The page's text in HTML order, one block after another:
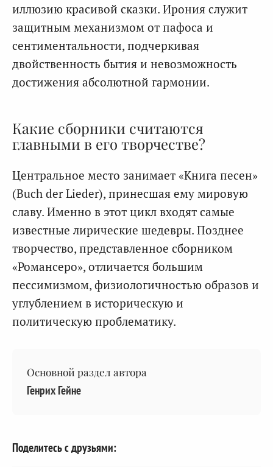
иллюзию красивой сказки. Ирония служит
защитным механизмом от пафоса и
сентиментальности, подчеркивая
двойственность бытия и невозможность
достижения абсолютной гармонии.
Какие сборники считаются
главными в его творчестве?
Центральное место занимает «Книга песен»
(Buch der Lieder), принесшая ему мировую
славу. Именно в этот цикл входят самые
известные лирические шедевры. Позднее
творчество, представленное сборником
«Романсеро», отличается большим
пессимизмом, физиологичностью образов и
углублением в историческую и
политическую проблематику.
Основной раздел автора
Генрих Гейне
Поделитесь с друзьями: